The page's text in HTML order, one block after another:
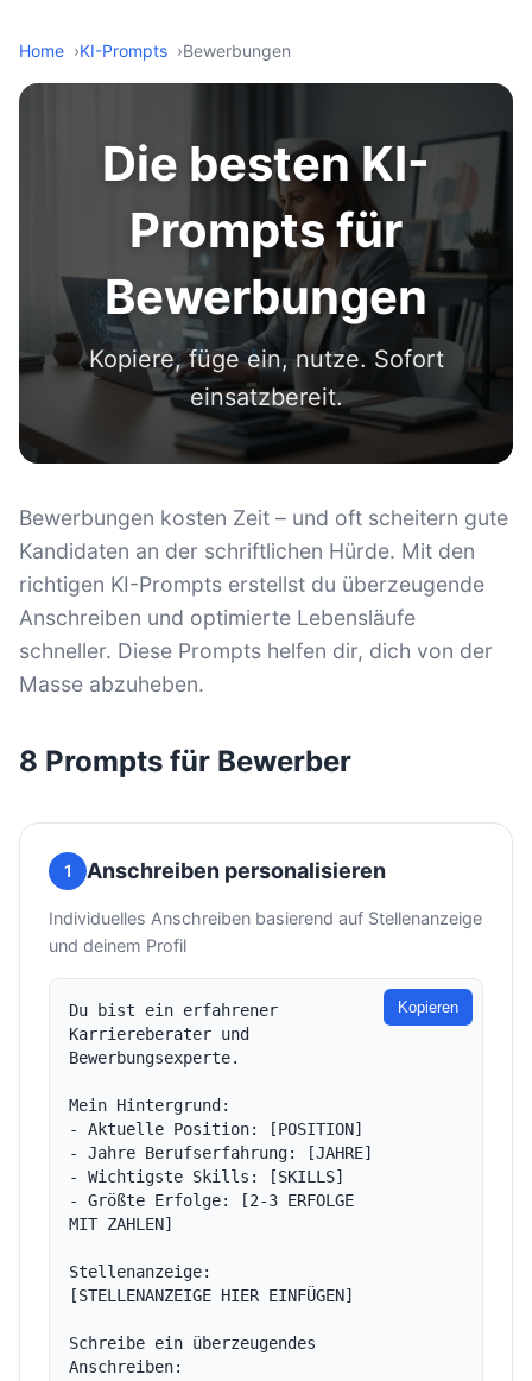
Home KI-Prompts Bewerbungen
Die besten KI-
Prompts für
Bewerbungen
Kopiere, füge ein, nutze. Sofort
einsatzbereit.
Bewerbungen kosten Zeit – und oft scheitern gute
Kandidaten an der schriftlichen Hürde. Mit den
richtigen KI-Prompts erstellst du überzeugende
Anschreiben und optimierte Lebensläufe
schneller. Diese Prompts helfen dir, dich von der
Masse abzuheben.
8 Prompts für Bewerber
1 Anschreiben personalisieren
Individuelles Anschreiben basierend auf Stellenanzeige
und deinem Profil
Du bist ein erfahrener
Karriereberater und
Bewerbungsexperte.
Mein Hintergrund:
- Aktuelle Position: [POSITION]
- Jahre Berufserfahrung: [JAHRE]
- Wichtigste Skills: [SKILLS]
- Größte Erfolge: [2-3 ERFOLGE
MIT ZAHLEN]
Stellenanzeige:
[STELLENANZEIGE HIER EINFÜGEN]
Schreibe ein überzeugendes
Anschreiben:
Kopieren